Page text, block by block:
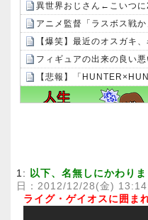
異世界おじさん←こいつに
フィギュアの出来の良い
1: 以下、名無しにかわり
日：2012/12/28(金)
ライグ・ゲイオスに囲ま